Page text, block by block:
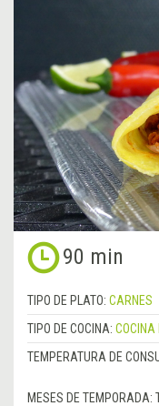
90 min
TIPO DE PLATO: CARNES
TIPO DE COCINA:
TEMPERATURA DE
MESES DE TEMPORADA: